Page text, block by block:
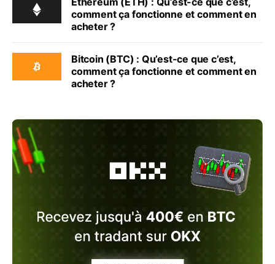
comment ça fonctionne et comment en
acheter ?
Bitcoin (BTC) : Qu’est-ce que c’est,
comment ça fonctionne et comment en
acheter ?